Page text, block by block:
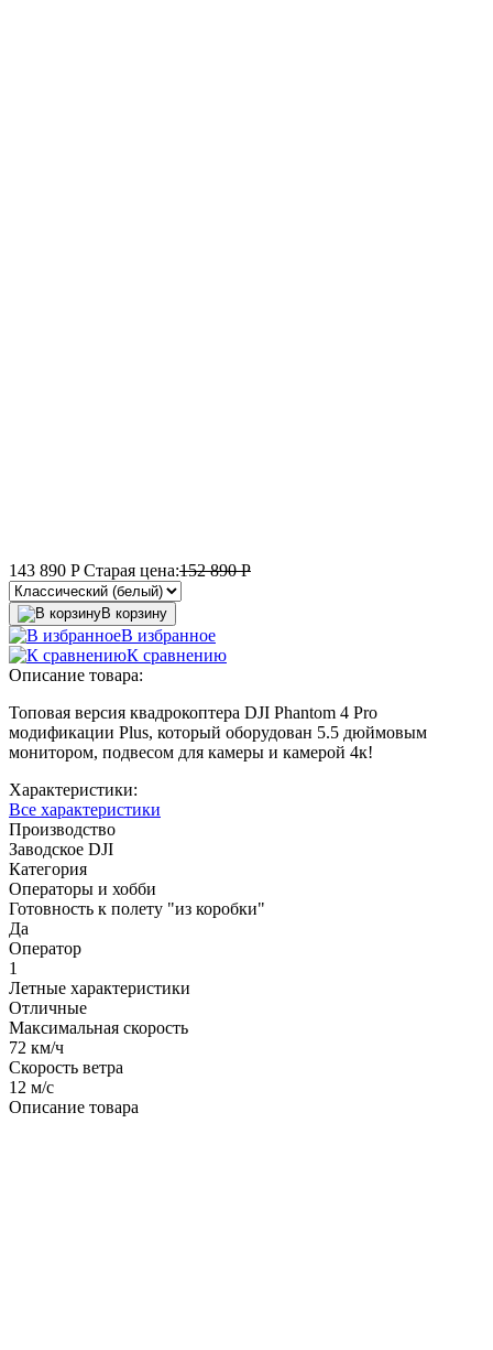
143 890 PСтарая цена:152 890P
В корзину
В избранное
К сравнению
Описание товара:
Топовая версия квадрокоптера DJI Phantom 4 Pro
модификации Plus, который оборудован 5.5 дюймовым
монитором, подвесом для камеры и камерой 4к!
Характеристики:
Все характеристики
Производство
Заводское DJI
Категория
Операторы и хобби
Готовность к полету "из коробки"
Да
Оператор
1
Летные характеристики
Отличные
Максимальная скорость
72 км/ч
Скорость ветра
12 м/с
Описание товара